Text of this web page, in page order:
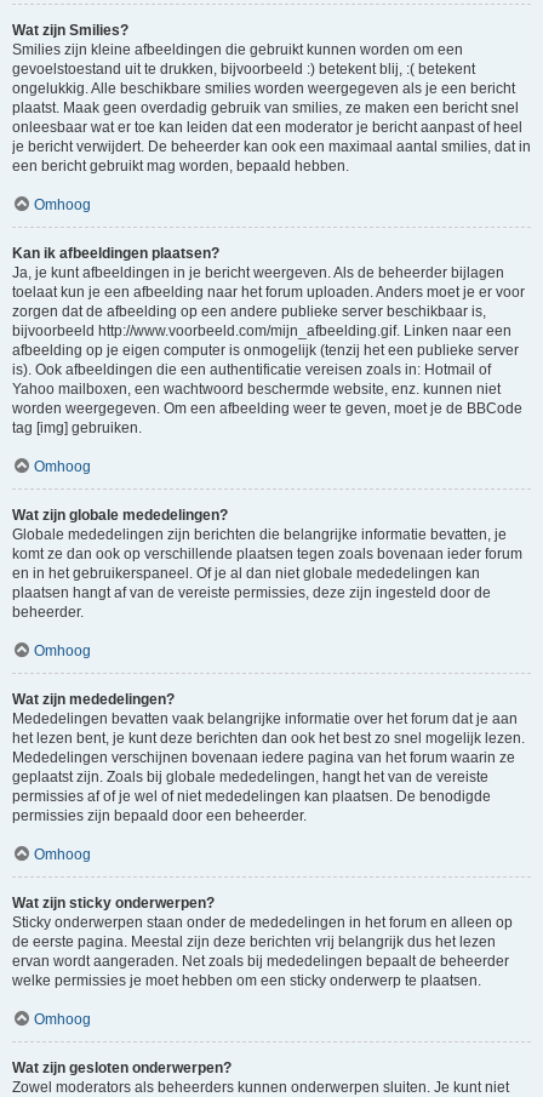
Wat zijn Smilies?
Smilies zijn kleine afbeeldingen die gebruikt kunnen worden om een
gevoelstoestand uit te drukken, bijvoorbeeld :) betekent blij, :( betekent
ongelukkig. Alle beschikbare smilies worden weergegeven als je een bericht
plaatst. Maak geen overdadig gebruik van smilies, ze maken een bericht snel
onleesbaar wat er toe kan leiden dat een moderator je bericht aanpast of heel
je bericht verwijdert. De beheerder kan ook een maximaal aantal smilies, dat in
een bericht gebruikt mag worden, bepaald hebben.
Omhoog
Kan ik afbeeldingen plaatsen?
Ja, je kunt afbeeldingen in je bericht weergeven. Als de beheerder bijlagen
toelaat kun je een afbeelding naar het forum uploaden. Anders moet je er voor
zorgen dat de afbeelding op een andere publieke server beschikbaar is,
bijvoorbeeld http://www.voorbeeld.com/mijn_afbeelding.gif. Linken naar een
afbeelding op je eigen computer is onmogelijk (tenzij het een publieke server
is). Ook afbeeldingen die een authentificatie vereisen zoals in: Hotmail of
Yahoo mailboxen, een wachtwoord beschermde website, enz. kunnen niet
worden weergegeven. Om een afbeelding weer te geven, moet je de BBCode
tag [img] gebruiken.
Omhoog
Wat zijn globale mededelingen?
Globale mededelingen zijn berichten die belangrijke informatie bevatten, je
komt ze dan ook op verschillende plaatsen tegen zoals bovenaan ieder forum
en in het gebruikerspaneel. Of je al dan niet globale mededelingen kan
plaatsen hangt af van de vereiste permissies, deze zijn ingesteld door de
beheerder.
Omhoog
Wat zijn mededelingen?
Mededelingen bevatten vaak belangrijke informatie over het forum dat je aan
het lezen bent, je kunt deze berichten dan ook het best zo snel mogelijk lezen.
Mededelingen verschijnen bovenaan iedere pagina van het forum waarin ze
geplaatst zijn. Zoals bij globale mededelingen, hangt het van de vereiste
permissies af of je wel of niet mededelingen kan plaatsen. De benodigde
permissies zijn bepaald door een beheerder.
Omhoog
Wat zijn sticky onderwerpen?
Sticky onderwerpen staan onder de mededelingen in het forum en alleen op
de eerste pagina. Meestal zijn deze berichten vrij belangrijk dus het lezen
ervan wordt aangeraden. Net zoals bij mededelingen bepaalt de beheerder
welke permissies je moet hebben om een sticky onderwerp te plaatsen.
Omhoog
Wat zijn gesloten onderwerpen?
Zowel moderators als beheerders kunnen onderwerpen sluiten. Je kunt niet